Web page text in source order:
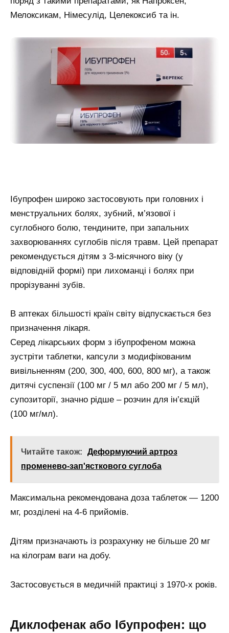
Мелоксикам, Німесулід, Целекоксиб та ін.
Ібупрофен широко застосовують при головних і
менструальних болях, зубний, м’язової і
суглобного болю, тендините, при запальних
захворюваннях суглобів після травм. Цей препарат
рекомендується дітям з 3-місячного віку (у
відповідній формі) при лихоманці і болях при
прорізуванні зубів.
В аптеках більшості країн світу відпускається без
призначення лікаря.
Серед лікарських форм з ібупрофеном можна
зустріти таблетки, капсули з модифікованим
вивільненням (200, 300, 400, 600, 800 мг), а також
дитячі суспензії (100 мг / 5 мл або 200 мг / 5 мл),
супозиторії, значно рідше – розчин для ін’єкцій
(100 мг/мл).
Читайте також:
Деформуючий артроз
променево-зап'ясткового суглоба
Максимальна рекомендована доза таблеток — 1200
мг, розділені на 4-6 прийомів.
Дітям призначають із розрахунку не більше 20 мг
на кілограм ваги на добу.
Застосовується в медичній практиці з 1970-х років.
Диклофенак або Ібупрофен: що